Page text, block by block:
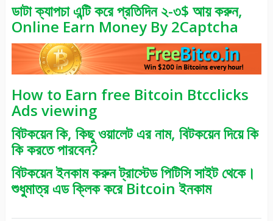
ডাটা ক্যাপচা এন্টি করে প্রতিদিন ২-৩$ আয় করুন,
Online Earn Money By 2Captcha
How to Earn free Bitcoin Btcclicks
Ads viewing
বিটকয়েন কি, কিছু ওয়ালেট এর নাম, বিটকয়েন দিয়ে কি
কি করতে পারবেন?
বিটকয়েন ইনকাম করুন ট্রাস্টেড পিটিসি সাইট থেকে।
শুধুমাত্র এড ক্লিক করে Bitcoin ইনকাম